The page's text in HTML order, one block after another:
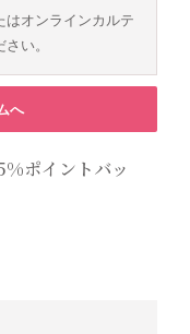
はオンラインカルテ
い。
へ